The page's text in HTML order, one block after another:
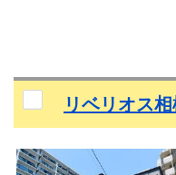
リベリオス